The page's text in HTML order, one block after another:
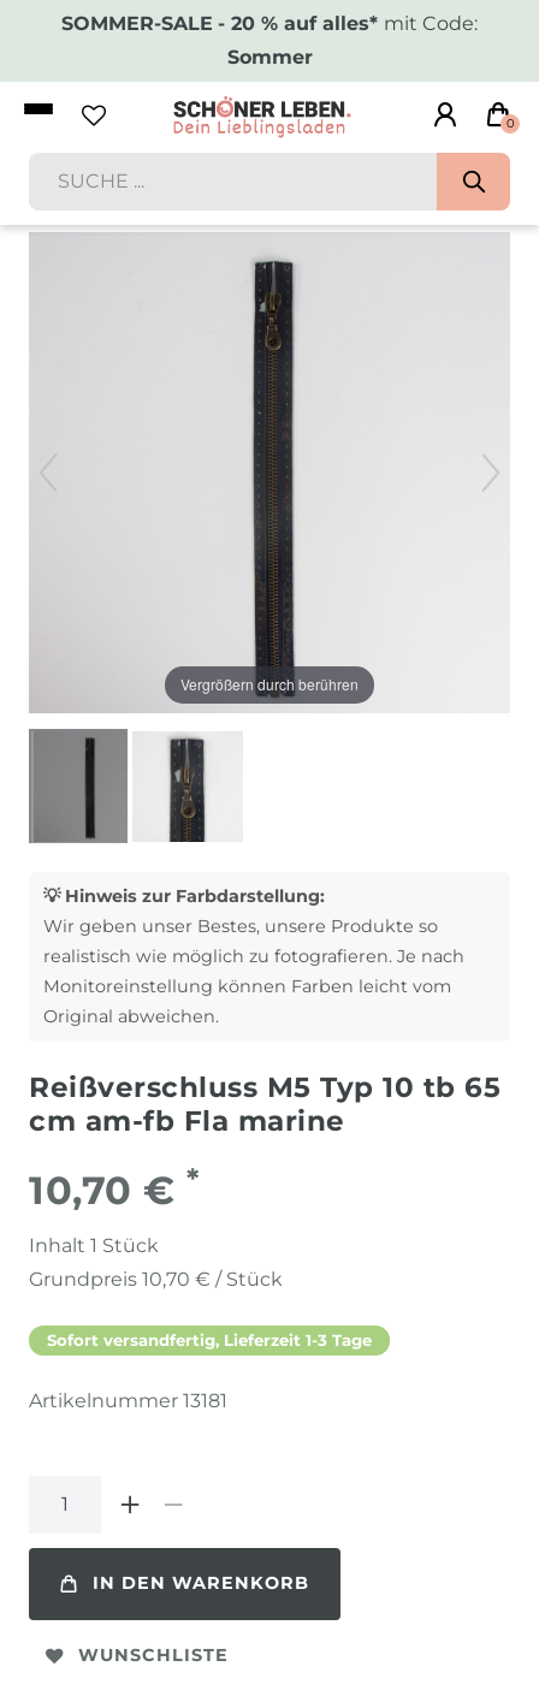
SOMMER-SALE - 20 % auf alles* mit Code:
Sommer
0
Vergrößern durch berühren
💡 Hinweis zur Farbdarstellung:
Wir geben unser Bestes, unsere Produkte so
realistisch wie möglich zu fotografieren. Je nach
Monitoreinstellung können Farben leicht vom
Original abweichen.
Reißverschluss M5 Typ 10 tb 65
cm am-fb Fla marine
10,70 € *
Inhalt 1 Stück
Grundpreis 10,70 € / Stück
Sofort versandfertig, Lieferzeit 1-3 Tage
Artikelnummer 13181
IN DEN WARENKORB
WUNSCHLISTE